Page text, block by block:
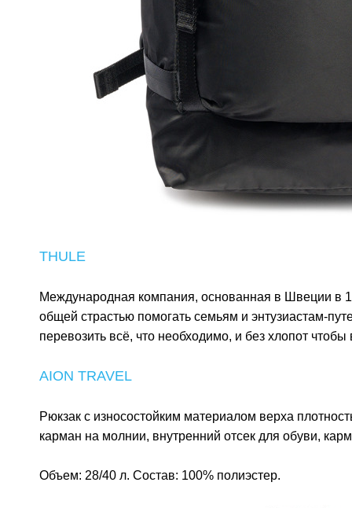
THULE
Международная компания, основанная в Швеции в
общей страстью помогать семьям и энтузиастам-
перевозить всё, что необходимо, и без хлопот
AION TRAVEL
Рюкзак с износостойким материалом верха
карман на молнии, внутренний отсек для обуви,
Объем: 28/40 л. Состав: 100% полиэстер.